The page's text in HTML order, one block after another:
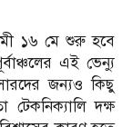
১৬ মে শুরু হবে
এই ভেন্যু
জন্যও কিছু
দক্ষ